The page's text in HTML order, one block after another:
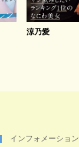
涼乃愛
インフォメーション